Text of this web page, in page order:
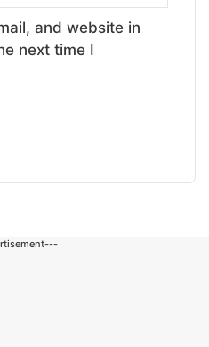
and website in
next time I